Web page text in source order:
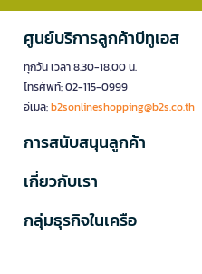
ศูนย์บริการลูกค้าบีทูเอส
ทุกวัน เวลา 8.30-18.00 น.
โทรศัพท์: 02-115-0999
อีเมล:b2sonlineshopping@b2s.co.th
การสนับสนุนลูกค้า
เกี่ยวกับเรา
กลุ่มธุรกิจในเครือ